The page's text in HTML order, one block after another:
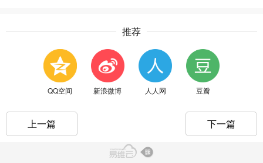
推荐
QQ空间 新浪微博 人人网 豆瓣
上一篇 下一篇